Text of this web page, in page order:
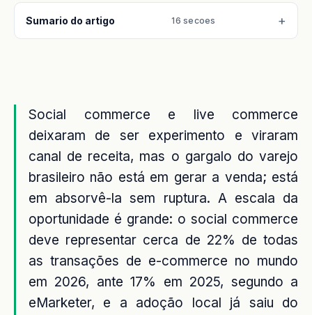
Sumario do artigo 16 secoes
Social commerce e live commerce
deixaram de ser experimento e viraram
canal de receita, mas o gargalo do varejo
brasileiro não está em gerar a venda; está
em absorvê-la sem ruptura. A escala da
oportunidade é grande: o social commerce
deve representar cerca de 22% de todas
as transações de e-commerce no mundo
em 2026, ante 17% em 2025, segundo a
eMarketer, e a adoção local já saiu do